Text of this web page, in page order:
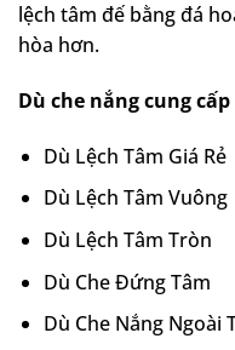
lệch tâm đế bằng đá
hòa hơn.
Dù che nắng cung
Dù Lệch Tâm Giá Rẻ
Dù Lệch Tâm Vuông
Dù Lệch Tâm Tròn
Dù Che Đứng Tâm
Dù Che Nắng Ngoài